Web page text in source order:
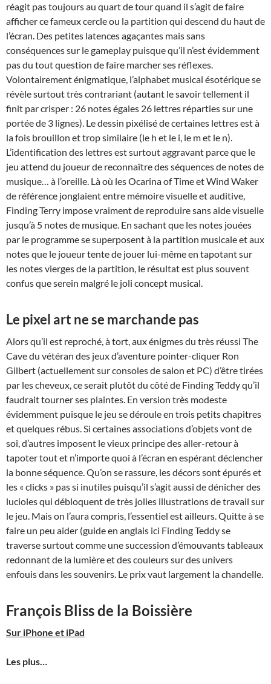
réagit pas toujours au quart de tour quand il s’agit de faire
afficher ce fameux cercle ou la partition qui descend du haut de
l’écran. Des petites latences agaçantes mais sans
conséquences sur le gameplay puisque qu’il n’est évidemment
pas du tout question de faire marcher ses réflexes.
Volontairement énigmatique, l’alphabet musical ésotérique se
révèle surtout très contrariant (autant le savoir tellement il
finit par crisper : 26 notes égales 26 lettres réparties sur une
portée de 3 lignes). Le dessin pixélisé de certaines lettres est à
la fois brouillon et trop similaire (le h et le i, le m et le n).
L’identification des lettres est surtout aggravant parce que le
jeu attend du joueur de reconnaître des séquences de notes de
musique… à l’oreille. Là où les Ocarina of Time et Wind Waker
de référence jonglaient entre mémoire visuelle et auditive,
Finding Terry impose vraiment de reproduire sans aide visuelle
jusqu’à 5 notes de musique. En sachant que les notes jouées
par le programme se superposent à la partition musicale et aux
notes que le joueur tente de jouer lui-même en tapotant sur
les notes vierges de la partition, le résultat est plus souvent
confus que serein malgré le joli concept musical.
Le pixel art ne se marchande pas
Alors qu’il est reproché, à tort, aux énigmes du très réussi The
Cave du vétéran des jeux d’aventure pointer-cliquer Ron
Gilbert (actuellement sur consoles de salon et PC) d’être tirées
par les cheveux, ce serait plutôt du côté de Finding Teddy qu’il
faudrait tourner ses plaintes. En version très modeste
évidemment puisque le jeu se déroule en trois petits chapitres
et quelques rébus. Si certaines associations d’objets vont de
soi, d’autres imposent le vieux principe des aller-retour à
tapoter tout et n’importe quoi à l’écran en espérant déclencher
la bonne séquence. Qu’on se rassure, les décors sont épurés et
les « clicks » pas si inutiles puisqu’il s’agit aussi de dénicher des
lucioles qui débloquent de très jolies illustrations de travail sur
le jeu. Mais on l’aura compris, l’essentiel est ailleurs. Quitte à se
faire un peu aider (guide en anglais ici Finding Teddy se
traverse surtout comme une succession d’émouvants tableaux
redonnant de la lumière et des couleurs sur des univers
enfouis dans les souvenirs. Le prix vaut largement la chandelle.
François Bliss de la Boissière
Sur iPhone et iPad
Les plus…